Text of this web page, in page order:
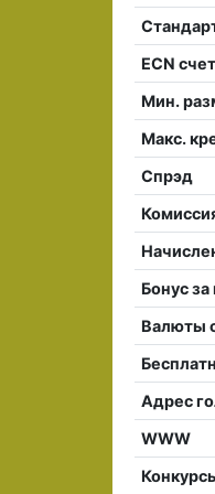
ECN
Мин.
Макс.
Спрэд
Бонус
Валюты
Адрес
WWW